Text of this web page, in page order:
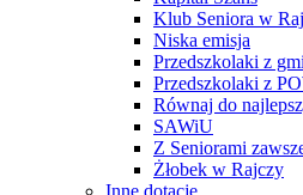
Klub Seniora w
Niska emisja
Przedszkolaki z
Przedszkolaki z
Równaj do
SAWiU
Z Seniorami
Żłobek w Rajczy
Inne dotacje